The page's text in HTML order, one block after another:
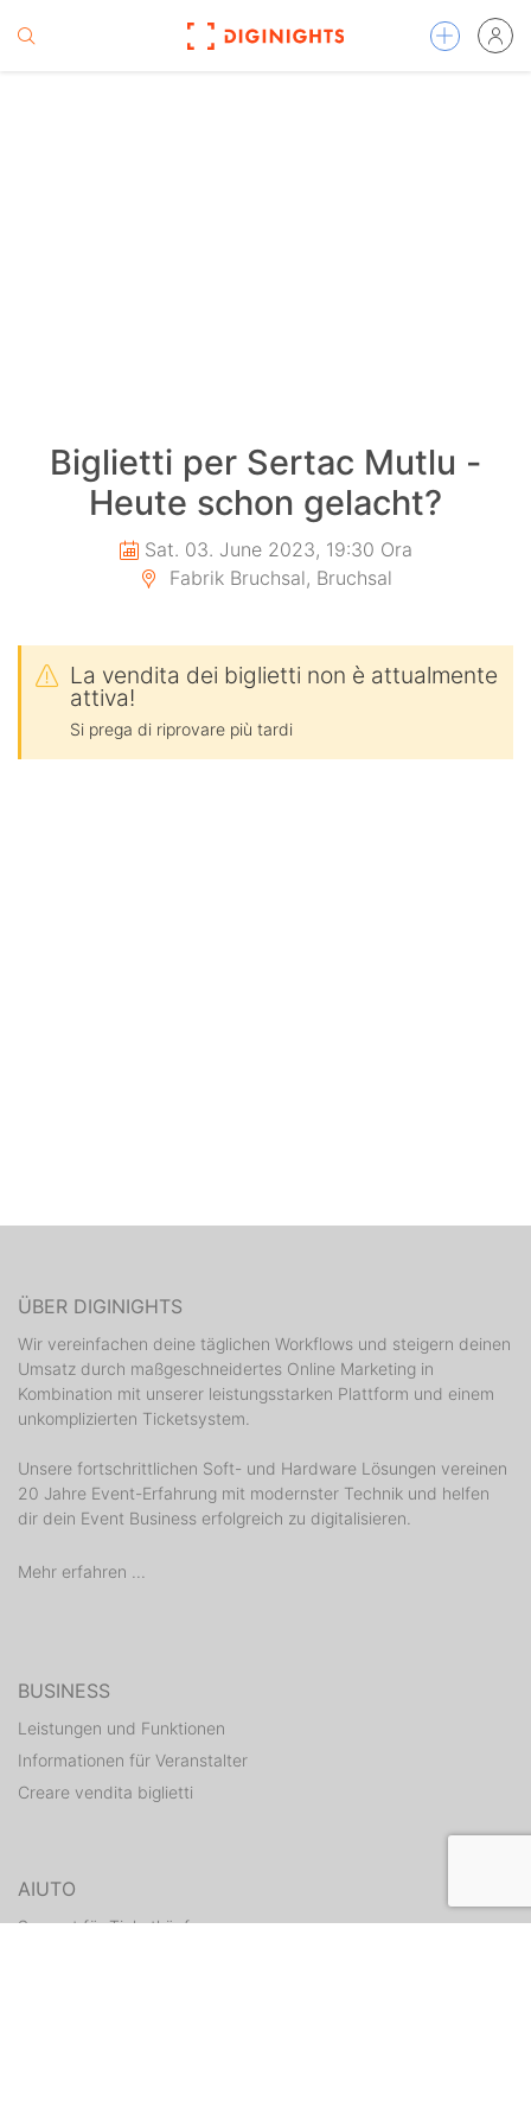
Biglietti per Sertac Mutlu -
Heute schon gelacht?
Sat. 03. June 2023, 19:30 Ora
Fabrik Bruchsal, Bruchsal
La vendita dei biglietti non è attualmente
attiva!
Si prega di riprovare più tardi
ÜBER DIGINIGHTS
Wir vereinfachen deine täglichen Workflows und steigern deinen
Umsatz durch maßgeschneidertes Online Marketing in
Kombination mit unserer leistungsstarken Plattform und einem
unkomplizierten Ticketsystem.
Unsere fortschrittlichen Soft- und Hardware Lösungen vereinen
20 Jahre Event-Erfahrung mit modernster Technik und helfen
dir dein Event Business erfolgreich zu digitalisieren.
Mehr erfahren ...
BUSINESS
Leistungen und Funktionen
Informationen für Veranstalter
Creare vendita biglietti
AIUTO
Support für Ticketkäufer